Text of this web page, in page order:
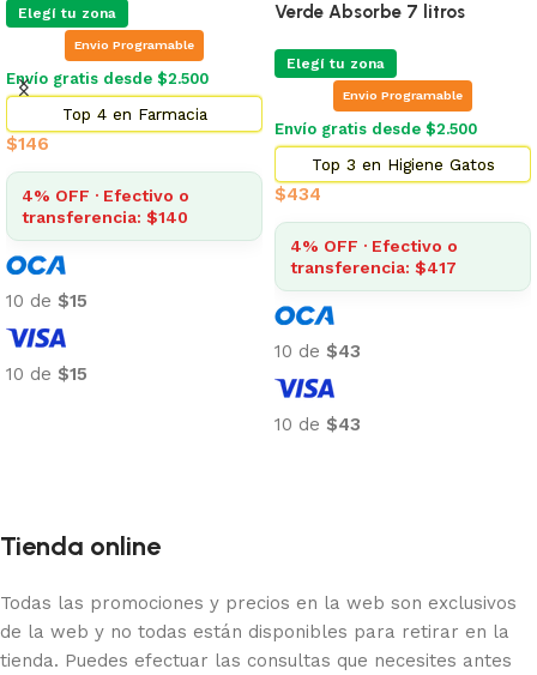
Elegí tu zona
Envio Programable
Envío gratis desde $2.500
Top 4 en Farmacia
$146
4% OFF · Efectivo o
transferencia: $140
10 de $15
10 de $15
Verde Absorbe 7 litros
Elegí tu zona
Envio Programable
Envío gratis desde $2.500
Top 3 en Higiene Gatos
$434
4% OFF · Efectivo o
transferencia: $417
10 de $43
10 de $43
Tienda online
Todas las promociones y precios en la web son exclusivos
de la web y no todas están disponibles para retirar en la
tienda. Puedes efectuar las consultas que necesites antes